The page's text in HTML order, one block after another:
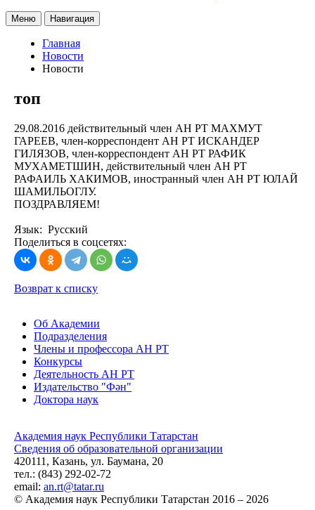
Меню Навигация
Главная
Новости
Новости
топ
29.08.2016 действительный член АН РТ МАХМУТ
ГАРЕЕВ, член-корреспондент АН РТ ИСКАНДЕР
ГИЛЯЗОВ, член-корреспондент АН РТ РАФИК
МУХАМЕТШИН, действительный член АН РТ
РАФАИЛЬ ХАКИМОВ, иностранный член АН РТ ЮЛАЙ
ШАМИЛЬОГЛУ.
ПОЗДРАВЛЯЕМ!
Язык: Русский
Поделиться в соцсетях:
Возврат к списку
Об Академии
Подразделения
Члены и профессора АН РТ
Конкурсы
Деятельность АН РТ
Издательство "Фән"
Доктора наук
Академия наук Республики Татарстан
Сведения об образовательной организации
420111, Казань, ул. Баумана, 20
тел.: (843) 292-02-72
email: an.rt@tatar.ru
© Академия наук Республики Татарстан 2016 – 2026